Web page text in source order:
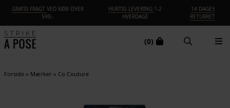
GRATIS FRAGT VED KØB OVER
599,-
HURTIG LEVERING 1-2
HVERDAGE
14 DAGES
RETURRET
(0)
Forside» Mærker » Co Couture